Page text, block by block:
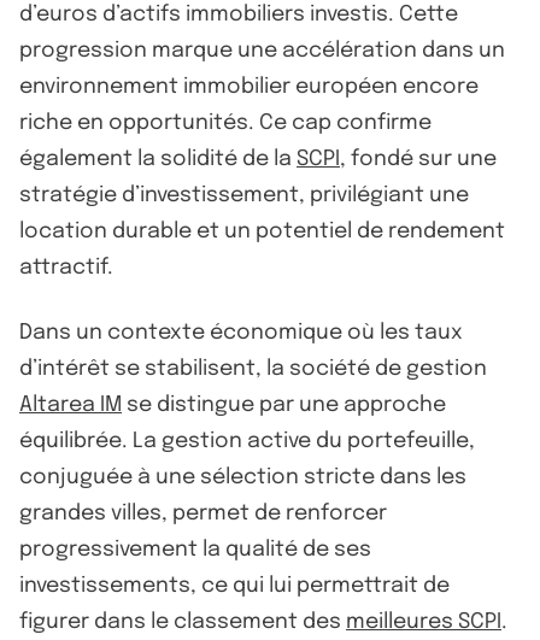
d’euros d’actifs immobiliers investis. Cette
progression marque une accélération dans un
environnement immobilier européen encore
riche en opportunités. Ce cap confirme
également la solidité de la SCPI , fondé sur une
stratégie d’investissement, privilégiant une
location durable et un potentiel de rendement
attractif.
Dans un contexte économique où les taux
d’intérêt se stabilisent, la société de gestion
Altarea IM se distingue par une approche
équilibrée. La gestion active du portefeuille,
conjuguée à une sélection stricte dans les
grandes villes, permet de renforcer
progressivement la qualité de ses
investissements, ce qui lui permettrait de
figurer dans le classement des meilleures SCPI .